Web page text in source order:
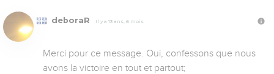
deboraR Il y a 13 ans, 6 mois
Merci pour ce message. Oui, confessons que nous
avons la victoire en tout et partout;